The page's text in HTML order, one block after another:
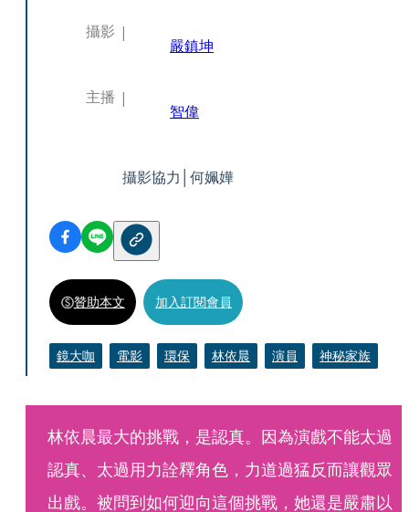
攝影
嚴鎮坤
主播
智偉
攝影協力│何姵嬅
贊助本文 加入訂閱會員
鏡大咖 電影 環保 林依晨 演員 神秘家族
林依晨最大的挑戰，是認真。因為演戲不能太過
認真、太過用力詮釋角色，力道過猛反而讓觀眾
出戲。被問到如何迎向這個挑戰，她還是嚴肅以